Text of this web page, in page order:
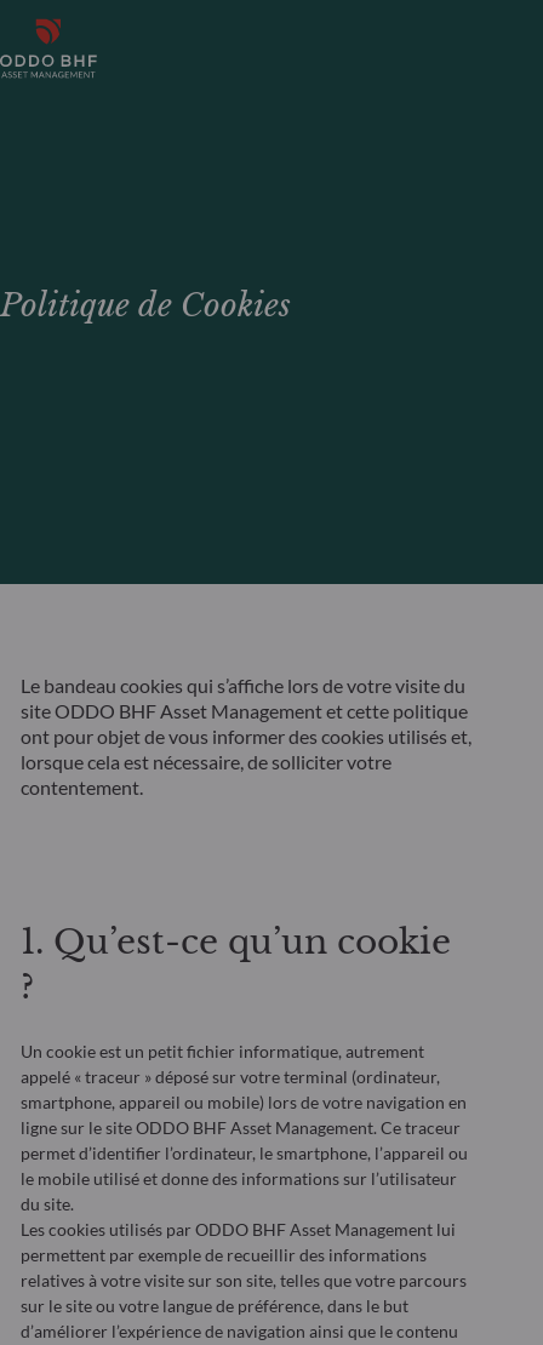
Politique de Cookies
Le bandeau cookies qui s’affiche lors de votre visite du
site ODDO BHF Asset Management et cette politique
ont pour objet de vous informer des cookies utilisés et,
lorsque cela est nécessaire, de solliciter votre
contentement.
1. Qu’est-ce qu’un cookie
?
Un cookie est un petit fichier informatique, autrement
appelé « traceur » déposé sur votre terminal (ordinateur,
smartphone, appareil ou mobile) lors de votre navigation en
ligne sur le site ODDO BHF Asset Management. Ce traceur
permet d’identifier l’ordinateur, le smartphone, l’appareil ou
le mobile utilisé et donne des informations sur l’utilisateur
du site.
Les cookies utilisés par ODDO BHF Asset Management lui
permettent par exemple de recueillir des informations
relatives à votre visite sur son site, telles que votre parcours
sur le site ou votre langue de préférence, dans le but
d’améliorer l’expérience de navigation ainsi que le contenu